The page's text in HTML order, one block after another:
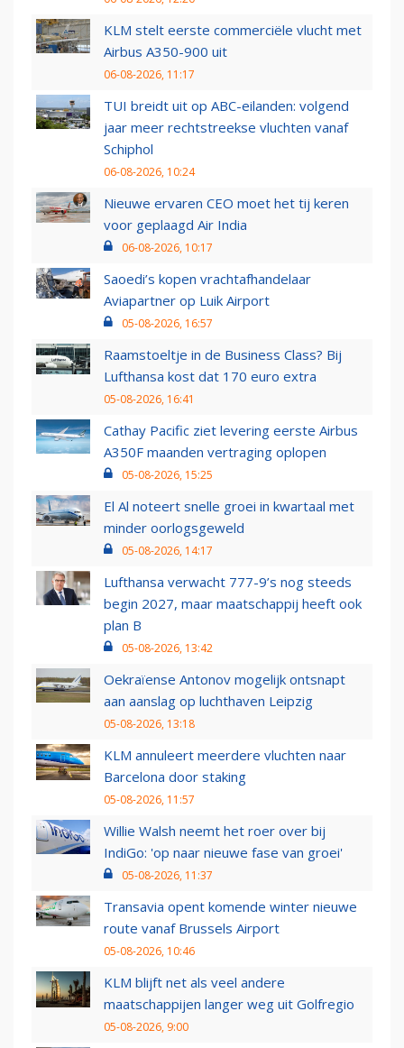
KLM stelt eerste commerciële vlucht met
Airbus A350-900 uit
06-08-2026, 11:17
TUI breidt uit op ABC-eilanden: volgend
jaar meer rechtstreekse vluchten vanaf
Schiphol
06-08-2026, 10:24
Nieuwe ervaren CEO moet het tij keren
voor geplaagd Air India
06-08-2026, 10:17
Saoedi’s kopen vrachtafhandelaar
Aviapartner op Luik Airport
05-08-2026, 16:57
Raamstoeltje in de Business Class? Bij
Lufthansa kost dat 170 euro extra
05-08-2026, 16:41
Cathay Pacific ziet levering eerste Airbus
A350F maanden vertraging oplopen
05-08-2026, 15:25
El Al noteert snelle groei in kwartaal met
minder oorlogsgeweld
05-08-2026, 14:17
Lufthansa verwacht 777-9’s nog steeds
begin 2027, maar maatschappij heeft ook
plan B
05-08-2026, 13:42
Oekraïense Antonov mogelijk ontsnapt
aan aanslag op luchthaven Leipzig
05-08-2026, 13:18
KLM annuleert meerdere vluchten naar
Barcelona door staking
05-08-2026, 11:57
Willie Walsh neemt het roer over bij
IndiGo: 'op naar nieuwe fase van groei'
05-08-2026, 11:37
Transavia opent komende winter nieuwe
route vanaf Brussels Airport
05-08-2026, 10:46
KLM blijft net als veel andere
maatschappijen langer weg uit Golfregio
05-08-2026, 9:00